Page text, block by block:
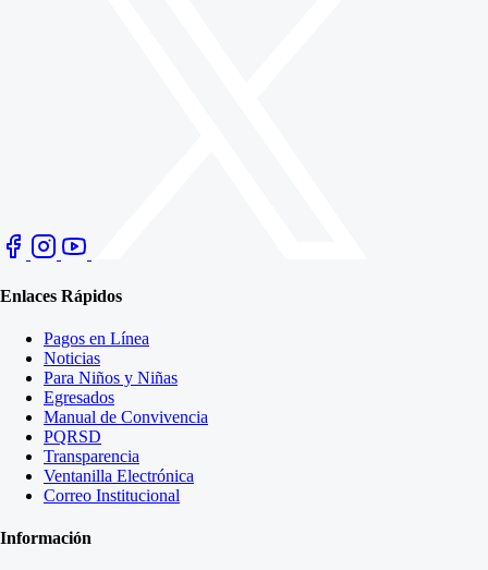
Enlaces Rápidos
Pagos en Línea
Noticias
Para Niños y Niñas
Egresados
Manual de Convivencia
PQRSD
Transparencia
Ventanilla Electrónica
Correo Institucional
Información